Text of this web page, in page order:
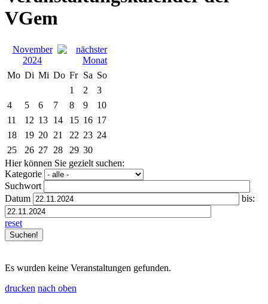
VGem
November
2024
Mo Di Mi Do Fr Sa So
1
2
3
4
5 6 7 8 9
10
11
12 13 14 15 16 17
18
19 20 21 22 23 24
25
26 27 28 29 30
Hier können Sie gezielt suchen:
Kategorie
Suchwort
Datum
bis:
reset
Es wurden keine Veranstaltungen gefunden.
drucken nach oben